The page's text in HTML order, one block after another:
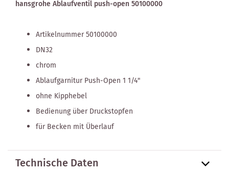
hansgrohe Ablaufventil push-open 50100000
Artikelnummer 50100000
DN32
chrom
Ablaufgarnitur Push-Open 1 1/4"
ohne Kipphebel
Bedienung über Druckstopfen
für Becken mit Überlauf
Technische Daten